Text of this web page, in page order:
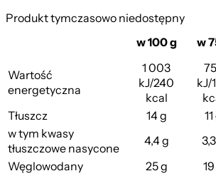
Produkt tymczasowo niedostępny
w 100 g
w
Wartość
energetyczna
1 003
kJ/240
kcal
kJ/
Tłuszcz 14 g
w tym kwasy
tłuszczowe nasycone
4,4 g
Węglowodany
25 g